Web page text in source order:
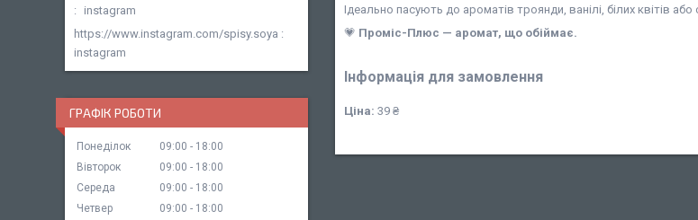
Ідеально пасують до ароматів троянди, ванілі, білих квітів
💗 Проміс-Плюс — аромат, що обіймає.
Інформація для замовлення
Ціна: 39 ₴
instagram
https://www.instagram.com/spisy.soya
instagram
ГРАФІК РОБОТИ
Понеділок 09:00
18:00
Вівторок
09:00
18:00
Середа
09:00
18:00
Четвер
09:00 18:00